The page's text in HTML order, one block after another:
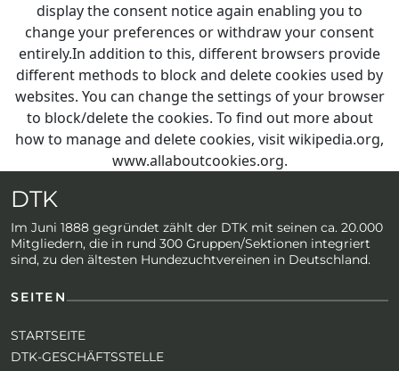
display the consent notice again enabling you to
change your preferences or withdraw your consent
entirely.In addition to this, different browsers provide
different methods to block and delete cookies used by
websites. You can change the settings of your browser
to block/delete the cookies. To find out more about
how to manage and delete cookies, visit wikipedia.org,
www.allaboutcookies.org.
DTK
Im Juni 1888 gegründet zählt der DTK mit seinen ca. 20.000
Mitgliedern, die in rund 300 Gruppen/Sektionen integriert
sind, zu den ältesten Hundezuchtvereinen in Deutschland.
SEITEN
STARTSEITE
DTK-GESCHÄFTSSTELLE